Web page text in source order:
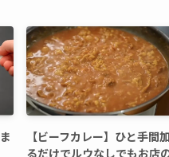
【ビーフカレー】ひと手間
るだけでルウなしでもお店